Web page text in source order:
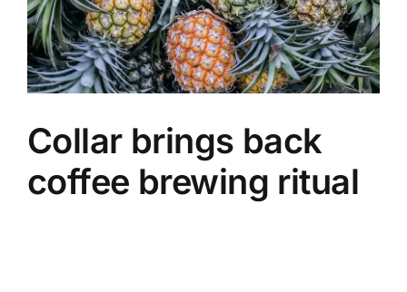
Collar brings back
coffee brewing ritual